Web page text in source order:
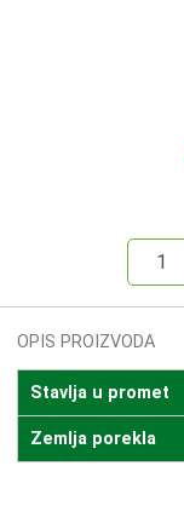
OPIS PROIZVODA
Stavlja u promet
Zemlja porekla